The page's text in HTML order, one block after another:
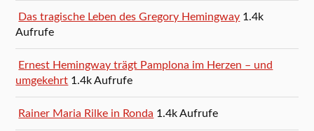
Das tragische Leben des Gregory Hemingway 1.4k
Aufrufe
Ernest Hemingway trägt Pamplona im Herzen – und
umgekehrt 1.4k Aufrufe
Rainer Maria Rilke in Ronda 1.4k Aufrufe